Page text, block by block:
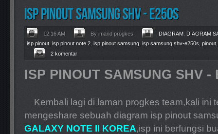
12:16 AM By imand progkes DIAGRAM DIAGRAM
isp pinout isp pinout note 2 isp pinout samsung isp samsung shv-e250s pinout
2 komentar
ISP PINOUT SAMSUNG SHV -
Kembali lagi di laman progkes team,kali ini
mengeshare sebuah diagram isp pinout
GALAXY NOTE II KOREA,isp ini berfungsi